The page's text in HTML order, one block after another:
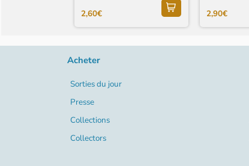
2,60€ 2,90€
Acheter
Sorties du jour
Presse
Collections
Collectors